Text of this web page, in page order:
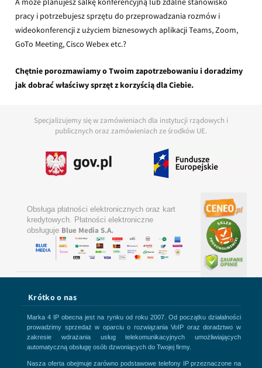
pracy i potrzebujesz sprzętu do przeprowadzania rozmów i
wideokonferencji z użyciem biznesowych aplikacji Teams, Zoom,
GoTo Meeting, Cisco Webex etc.?
Chętnie porozmawiamy o Twoim zapotrzebowaniu i doradzimy
jak dobrać właściwy sprzęt z korzyścią dla Ciebie.
Specjalizujemy się w zamówieniach dla instytucji rządowych i
publicznych oraz zamówieniach ze środków UE.
Obsługa płatności elektronicznych oraz kart
kredytowych. Płatności elektroniczne
obsługuje Blue Media S.A.
Krótko o nas
Marka 4 IP obecna jest na rynku od roku 2007. Od początku działalności
prowadzimy sprzedaż w oparciu o rozwiązania VoIP oraz doradztwo w
zakresie wdrażania usług telekomunikacyjnych umożliwiających
automatyczną obsługę osób dzwoniących do Twojej firmy.
Nasza oferta obejmuje zarówno podstawowe telefony IP przeznaczone na